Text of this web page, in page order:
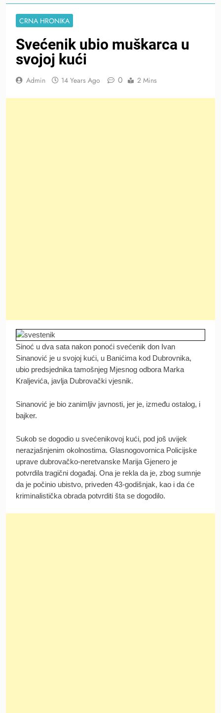
CRNA HRONIKA
Svećenik ubio muškarca u
svojoj kući
Admin 14 Years Ago 0 2 Mins
Sinoć u dva sata nakon ponoći svećenik don Ivan
Sinanović je u svojoj kući, u Banićima kod Dubrovnika,
ubio predsjednika tamošnjeg Mjesnog odbora Marka
Kraljevića, javlja Dubrovački vjesnik.
Sinanović je bio zanimljiv javnosti, jer je, između ostalog, i
bajker.
Sukob se dogodio u svećenikovoj kući, pod još uvijek
nerazjašnjenim okolnostima. Glasnogovornica Policijske
uprave dubrovačko-neretvanske Marija Gjenero je
potvrdila tragični događaj. Ona je rekla da je, zbog sumnje
da je počinio ubistvo, priveden 43-godišnjak, kao i da će
kriminalistička obrada potvrditi šta se dogodilo.